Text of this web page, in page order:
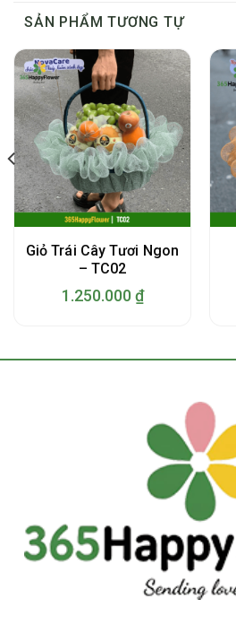
SẢN PHẨM TƯƠNG TỰ
Giỏ Trái Cây Tươi Ngon
– TC02
1.250.000 ₫